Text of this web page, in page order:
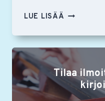
LUE LISÄÄ NICHOLAS
OVAT
IGOR
Tilaa